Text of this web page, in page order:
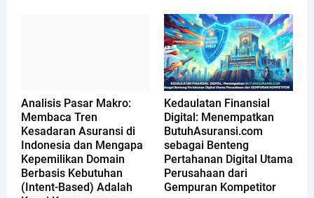
Analisis Pasar Makro:
Membaca Tren
Kesadaran Asuransi di
Indonesia dan Mengapa
Kepemilikan Domain
Berbasis Kebutuhan
(Intent-Based) Adalah
Kedaulatan Finansial
Digital: Menempatkan
ButuhAsuransi.com
sebagai Benteng
Pertahanan Digital Utama
Perusahaan dari
Gempuran Kompetitor